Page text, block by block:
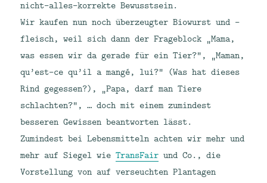
nicht-alles-korrekte Bewusstsein.
Wir kaufen nun noch überzeugter Biowurst und -
fleisch, weil sich dann der Frageblock „Mama,
was essen wir da gerade für ein Tier?“, „Maman,
qu’est-ce qu’il a mangé, lui?“ (Was hat dieses
Rind gegessen?), „Papa, darf man Tiere
schlachten?“, … doch mit einem zumindest
besseren Gewissen beantworten lässt.
Zumindest bei Lebensmitteln achten wir mehr und
mehr auf Siegel wieTransFair und Co., die
Vorstellung von auf verseuchten Plantagen